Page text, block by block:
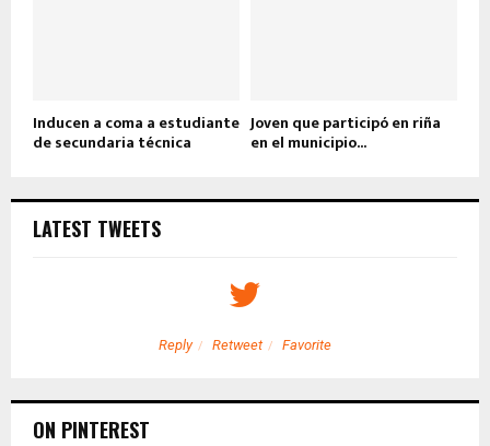
Inducen a coma a estudiante
de secundaria técnica
Joven que participó en riña
en el municipio...
LATEST TWEETS
Reply Retweet Favorite
ON PINTEREST